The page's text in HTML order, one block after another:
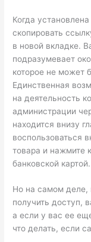
Когда
скопировать
в новой вкладке.
подразумевает
которое не может
Единственная
на деятельность
администрации
находится внизу
воспользоваться
товара и нажмите
банковской картой.
Но на самом деле,
получить доступ,
а если у вас ее
что делать, если